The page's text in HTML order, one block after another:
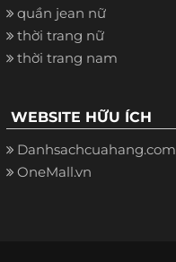
quần jean nữ
thời trang nữ
thời trang nam
WEBSITE HỮU ÍCH
Danhsachcuahang.com
OneMall.vn